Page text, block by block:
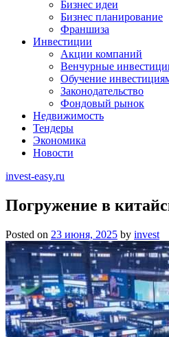
Бизнес идеи
Бизнес планирование
Франшиза
Инвестиции
Акции компаний
Венчурные
Обучение
Законодательство
Фондовый рынок
Недвижимость
Тендеры
Экономика
Новости
invest-easy.ru
Погружение в
Posted on 23 июня, 2025 by invest